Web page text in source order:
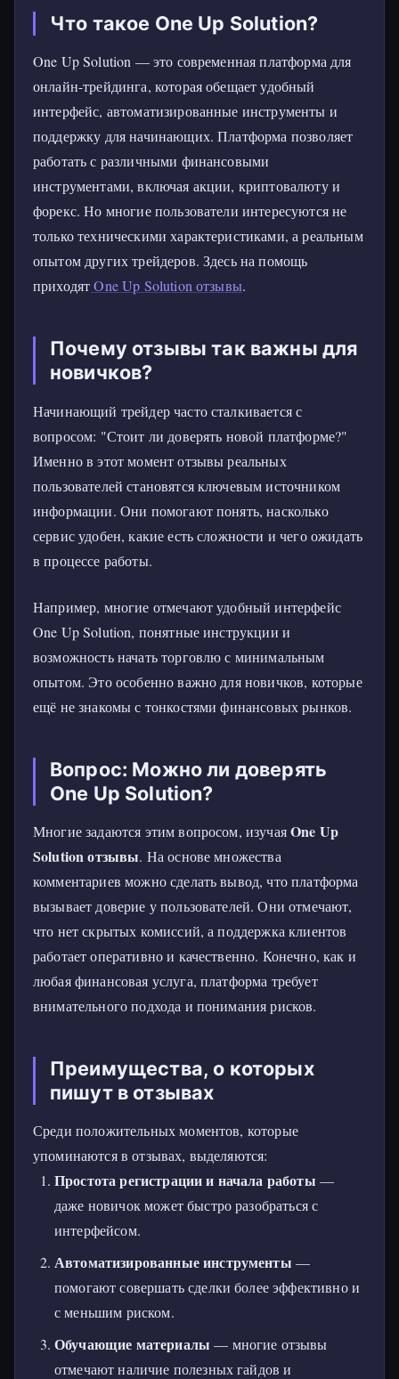
Что такое One Up Solution?
One Up Solution — это современная платформа для
онлайн-трейдинга, которая обещает удобный
интерфейс, автоматизированные инструменты и
поддержку для начинающих. Платформа позволяет
работать с различными финансовыми
инструментами, включая акции, криптовалюту и
форекс. Но многие пользователи интересуются не
только техническими характеристиками, а реальным
опытом других трейдеров. Здесь на помощь
приходят One Up Solution отзывы.
Почему отзывы так важны для
новичков?
Начинающий трейдер часто сталкивается с
вопросом: "Стоит ли доверять новой платформе?"
Именно в этот момент отзывы реальных
пользователей становятся ключевым источником
информации. Они помогают понять, насколько
сервис удобен, какие есть сложности и чего ожидать
в процессе работы.
Например, многие отмечают удобный интерфейс
One Up Solution, понятные инструкции и
возможность начать торговлю с минимальным
опытом. Это особенно важно для новичков, которые
ещё не знакомы с тонкостями финансовых рынков.
Вопрос: Можно ли доверять
One Up Solution?
Многие задаются этим вопросом, изучаяOne Up
Solution отзывы. На основе множества
комментариев можно сделать вывод, что платформа
вызывает доверие у пользователей. Они отмечают,
что нет скрытых комиссий, а поддержка клиентов
работает оперативно и качественно. Конечно, как и
любая финансовая услуга, платформа требует
внимательного подхода и понимания рисков.
Преимущества, о которых
пишут в отзывах
Среди положительных моментов, которые
упоминаются в отзывах, выделяются:
Простота регистрации и начала работы —
даже новичок может быстро разобраться с
интерфейсом.
Автоматизированные инструменты —
помогают совершать сделки более эффективно и
с меньшим риском.
Обучающие материалы — многие отзывы
отмечают наличие полезных гайдов и